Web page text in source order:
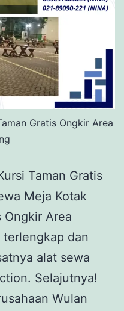
Gratis Ongkir Area
Taman Gratis
Meja Kotak
Ongkir Area
dan
alat sewa
Selajutnya!
Wulan